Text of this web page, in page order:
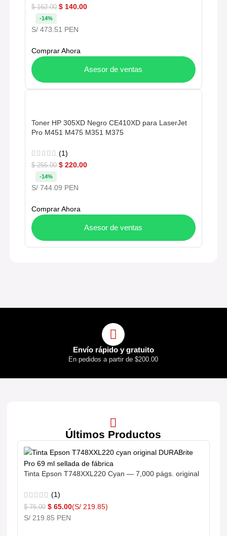
$162.00 $ 140.00
-14%
S/ 473.51 PEN
Comprar Ahora
Asesor de ventas
Toner HP 305XD Negro CE410XD para LaserJet
Pro M451 M475 M351 M375
(1)
$255.00 $ 220.00
-14%
S/ 744.09 PEN
Comprar Ahora
Asesor de ventas
Envío rápido y gratuito
En pedidos a partir de $200.00
Últimos Productos
Tinta Epson T748XXL220 Cyan — 7,000 págs. original
(1)
$76.00 $ 65.00(S/ 219.85)
S/ 219.85 PEN